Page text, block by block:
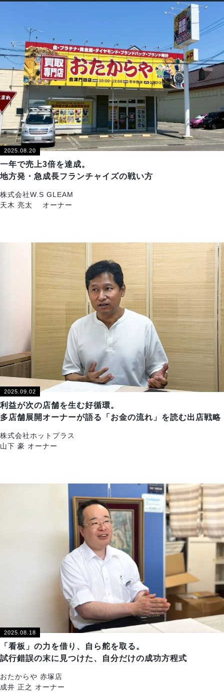
2025.08.20
一年で売上3倍を達成。
地方発・急成長フランチャイズの戦い方
株式会社W.S GLEAM
天木 亮太 オーナー
2025.09.02
利益が次の店舗を生む好循環。
多店舗展開オーナーが語る「お金の流れ」を読む出店戦略
株式会社ホットプラス
山下 豪 オーナー
2025.08.18
「看板」の力を借り、自ら舵を取る。
試行錯誤の末に見つけた、自分だけの成功方程式
おたからや 赤塚店
成井 正之 オーナー